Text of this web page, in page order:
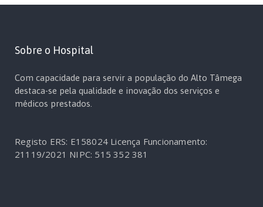
Sobre o Hospital
Com capacidade para servir a população do Alto Tâmega
destaca-se pela qualidade e inovação dos serviços e
médicos prestados.
Registo ERS: E158024 Licença Funcionamento:
21119/2021 NIPC: 515 352 381